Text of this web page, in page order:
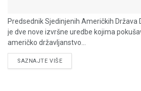
Predsednik Sjedinjenih Američkih Država
je dve nove izvršne uredbe kojima
američko državljanstvo...
SAZNAJTE VIŠEDETAILS